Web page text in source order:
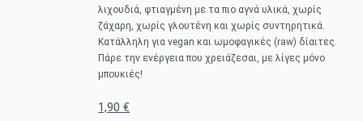
λιχουδιά, φτιαγμένη με τα πιο αγνά υλικά, χωρίς
ζάχαρη, χωρίς γλουτένη και χωρίς συντηρητικά.
Κατάλληλη για vegan και ωμοφαγικές (raw) δίαιτες.
Πάρε την ενέργεια που χρειάζεσαι, με λίγες μόνο
μπουκιές!
1,90€